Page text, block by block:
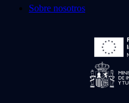
Sobre nosotros